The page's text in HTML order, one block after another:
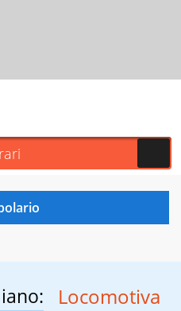
Locomotiva